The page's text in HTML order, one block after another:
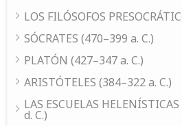
LOS FILÓSOFOS
SÓCRATES (470–399 a. C.)
PLATÓN (427–347 a. C.)
ARISTÓTELES (384–322 a. C.)
LAS ESCUELAS
d. C.)